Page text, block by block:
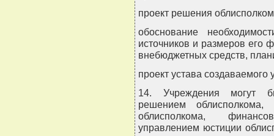
проект решения
обоснование
источников и размеров его
внебюджетных средств,
проект устава создаваемого
14. Учреждения могут
решением облисполкома,
облисполкома,
управлением юстиции